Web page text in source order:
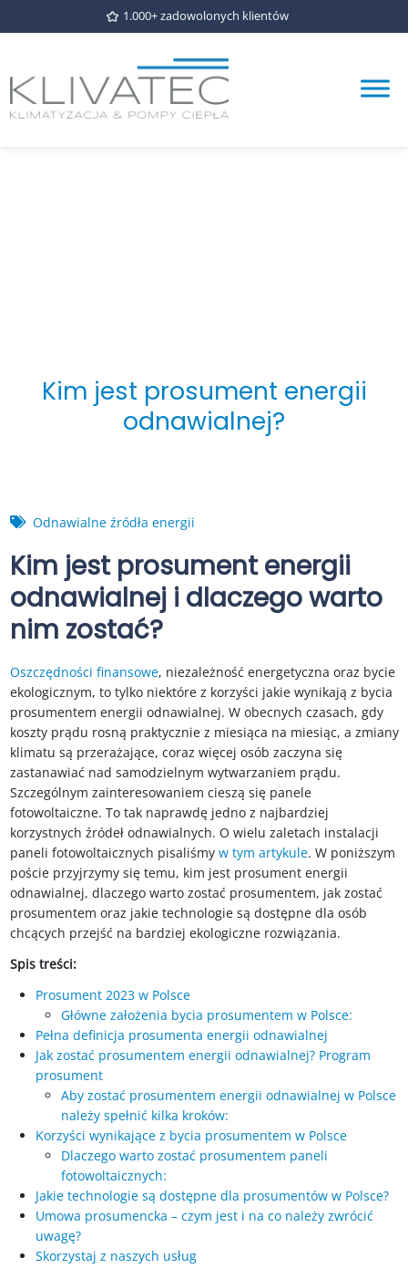
1.000+ zadowolonych klientów
Kim jest prosument energii
odnawialnej?
Odnawialne źródła energii
Kim jest prosument energii
odnawialnej i dlaczego warto
nim zostać?
Oszczędności finansowe, niezależność energetyczna oraz bycie
ekologicznym, to tylko niektóre z korzyści jakie wynikają z bycia
prosumentem energii odnawialnej. W obecnych czasach, gdy
koszty prądu rosną praktycznie z miesiąca na miesiąc, a zmiany
klimatu są przerażające, coraz więcej osób zaczyna się
zastanawiać nad samodzielnym wytwarzaniem prądu.
Szczególnym zainteresowaniem cieszą się panele
fotowoltaiczne. To tak naprawdę jedno z najbardziej
korzystnych źródeł odnawialnych. O wielu zaletach instalacji
paneli fotowoltaicznych pisaliśmy w tym artykule. W poniższym
poście przyjrzymy się temu, kim jest prosument energii
odnawialnej, dlaczego warto zostać prosumentem, jak zostać
prosumentem oraz jakie technologie są dostępne dla osób
chcących przejść na bardziej ekologiczne rozwiązania.
Spis treści:
Prosument 2023 w Polsce
Główne założenia bycia prosumentem w Polsce:
Pełna definicja prosumenta energii odnawialnej
Jak zostać prosumentem energii odnawialnej? Program
prosument
Aby zostać prosumentem energii odnawialnej w Polsce
należy spełnić kilka kroków:
Korzyści wynikające z bycia prosumentem w Polsce
Dlaczego warto zostać prosumentem paneli
fotowoltaicznych:
Jakie technologie są dostępne dla prosumentów w Polsce?
Umowa prosumencka – czym jest i na co należy zwrócić
uwagę?
Skorzystaj z naszych usług